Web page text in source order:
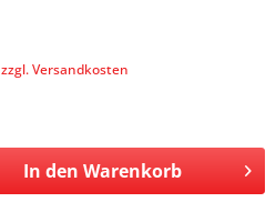
zzgl. Versandkosten
In den Warenkorb